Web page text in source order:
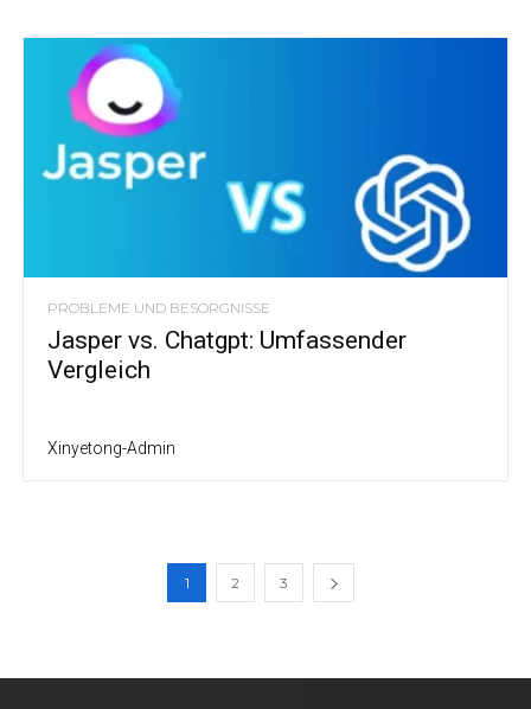
PROBLEME UND BESORGNISSE
Jasper vs. Chatgpt: Umfassender
Vergleich
Xinyetong-Admin
1 2 3